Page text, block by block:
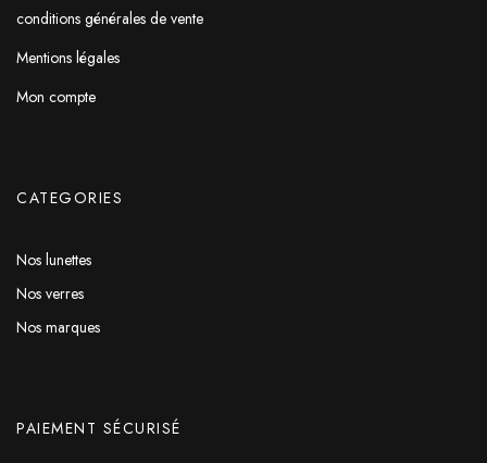
conditions générales de vente
Mentions légales
Mon compte
CATEGORIES
Nos lunettes
Nos verres
Nos marques
PAIEMENT SÉCURISÉ